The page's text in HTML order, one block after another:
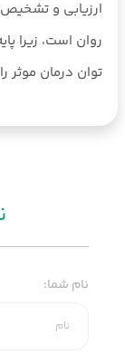
ارزیابی و
روان است، زیرا
توان درمان موثر
نام شما: